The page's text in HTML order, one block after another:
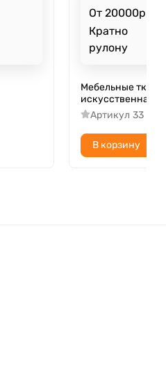
От 20000р
Кратно
рулону
Мебельные
искусственная
Артикул 33
В корзину